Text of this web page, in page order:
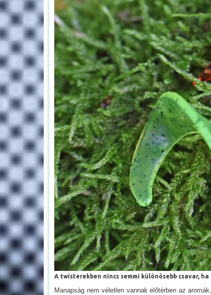
A twisterekben nincs semmi különösebb csavar,
Manapság nem véletlen vannak előtérben az